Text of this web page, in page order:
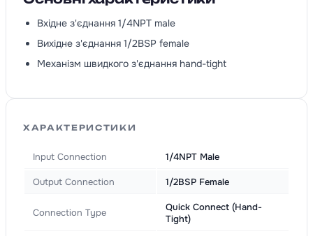
Вхідне з'єднання 1/4NPT male
Вихідне з'єднання 1/2BSP female
Механізм швидкого з'єднання hand-tight
ХАРАКТЕРИСТИКИ
Input Connection 1/4NPT Male
Output Connection 1/2BSP Female
Connection Type
Quick Connect (Hand-
Tight)